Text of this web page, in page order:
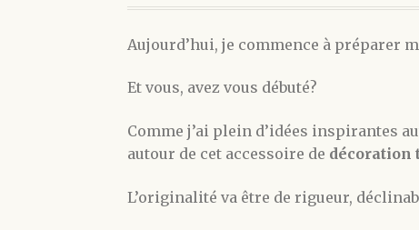
Aujourd’hui, je commence à préparer
Et vous, avez vous débuté?
Comme j’ai plein d’idées inspirantes
autour de cet accessoire de
L’originalité va être de rigueur,